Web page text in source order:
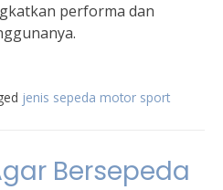
performa dan
jenis sepeda motor sport
Bersepeda